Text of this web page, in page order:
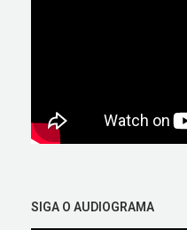
SIGA O AUDIOGRAMA